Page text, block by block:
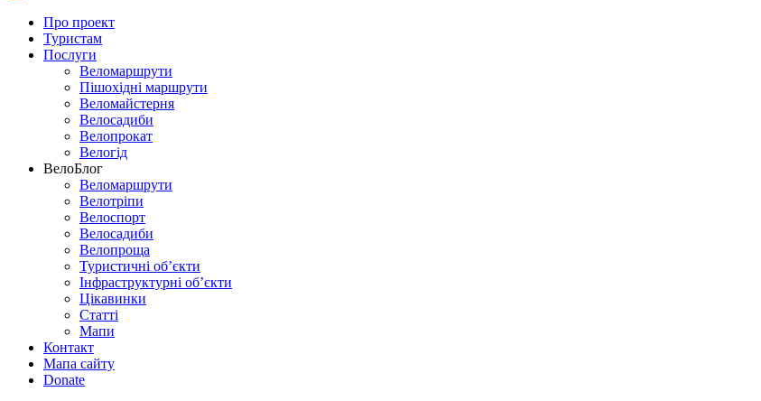
Про проект
Туристам
Послуги
Веломаршрути
Пішохідні маршрути
Веломайстерня
Велосадиби
Велопрокат
Велогід
ВелоБлог
Веломаршрути
Велотріпи
Велоспорт
Велосадиби
Велопроща
Туристичні об’єкти
Інфраструктурні об’єкти
Цікавинки
Статті
Мапи
Контакт
Мапа сайту
Donate